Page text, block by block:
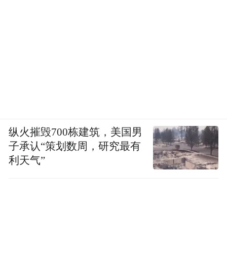
纵火摧毁700栋建筑，美国男
子承认“策划数周，研究最有
利天气”